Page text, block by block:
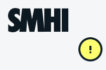
Hoppa till sidans innehåll